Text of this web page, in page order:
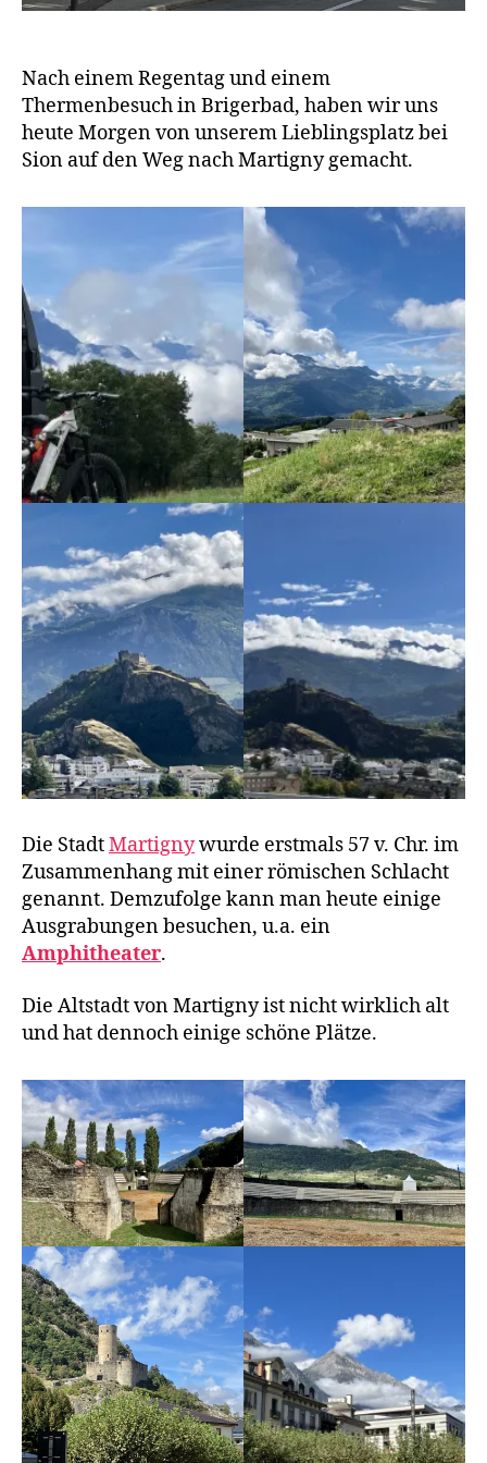
Nach einem Regentag und einem
Thermenbesuch in Brigerbad, haben wir uns
heute Morgen von unserem Lieblingsplatz bei
Sion auf den Weg nach Martigny gemacht.
Die StadtMartignywurde erstmals 57 v. Chr. im
Zusammenhang mit einer römischen Schlacht
genannt. Demzufolge kann man heute einige
Ausgrabungen besuchen, u.a. ein
Amphitheater.
Die Altstadt von Martigny ist nicht wirklich alt
und hat dennoch einige schöne Plätze.